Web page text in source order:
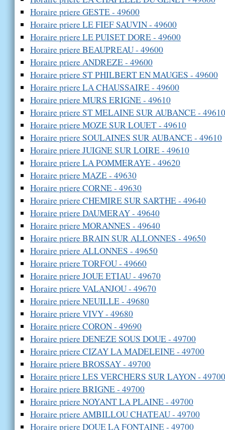
Horaire priere GESTE - 49600
Horaire priere LE FIEF SAUVIN - 49600
Horaire priere LE PUISET DORE - 49600
Horaire priere BEAUPREAU - 49600
Horaire priere ANDREZE - 49600
Horaire priere ST PHILBERT EN MAUGES - 49600
Horaire priere LA CHAUSSAIRE - 49600
Horaire priere MURS ERIGNE - 49610
Horaire priere ST MELAINE SUR AUBANCE - 49610
Horaire priere MOZE SUR LOUET - 49610
Horaire priere SOULAINES SUR AUBANCE - 49610
Horaire priere JUIGNE SUR LOIRE - 49610
Horaire priere LA POMMERAYE - 49620
Horaire priere MAZE - 49630
Horaire priere CORNE - 49630
Horaire priere CHEMIRE SUR SARTHE - 49640
Horaire priere DAUMERAY - 49640
Horaire priere MORANNES - 49640
Horaire priere BRAIN SUR ALLONNES - 49650
Horaire priere ALLONNES - 49650
Horaire priere TORFOU - 49660
Horaire priere JOUE ETIAU - 49670
Horaire priere VALANJOU - 49670
Horaire priere NEUILLE - 49680
Horaire priere VIVY - 49680
Horaire priere CORON - 49690
Horaire priere DENEZE SOUS DOUE - 49700
Horaire priere CIZAY LA MADELEINE - 49700
Horaire priere BROSSAY - 49700
Horaire priere LES VERCHERS SUR LAYON - 49700
Horaire priere BRIGNE - 49700
Horaire priere NOYANT LA PLAINE - 49700
Horaire priere AMBILLOU CHATEAU - 49700
Horaire priere DOUE LA FONTAINE - 49700